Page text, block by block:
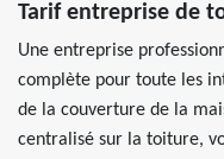
Tarif entreprise de
Une entreprise
complète pour toute les
de la couverture de la
centralisé sur la toiture,